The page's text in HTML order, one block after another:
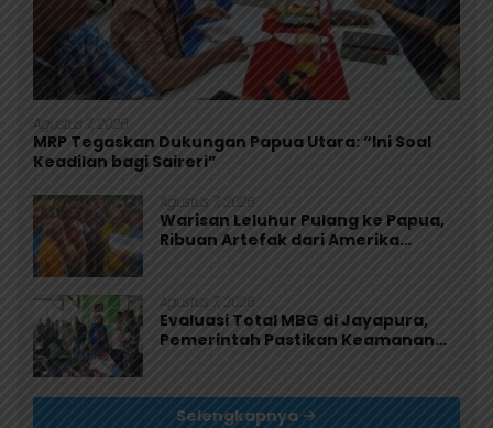
Agustus 7, 2026
MRP Tegaskan Dukungan Papua Utara: “Ini Soal
Keadilan bagi Saireri”
Agustus 7, 2026
Warisan Leluhur Pulang ke Papua,
Ribuan Artefak dari Amerika
Agustus 7, 2026
Evaluasi Total MBG di Jayapura,
Pemerintah Pastikan Keamanan
Selengkapnya